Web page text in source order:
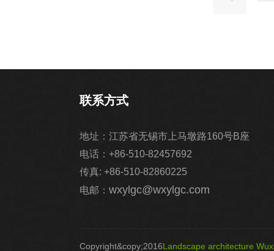
联系方式
地址：江苏省无锡市上马墩路160号B座
电话：+86-510-82457692
传真: +86-510-82860225
电邮： wxylgc@wxylgc.com
Copyright&copy;2016Landscape architecture